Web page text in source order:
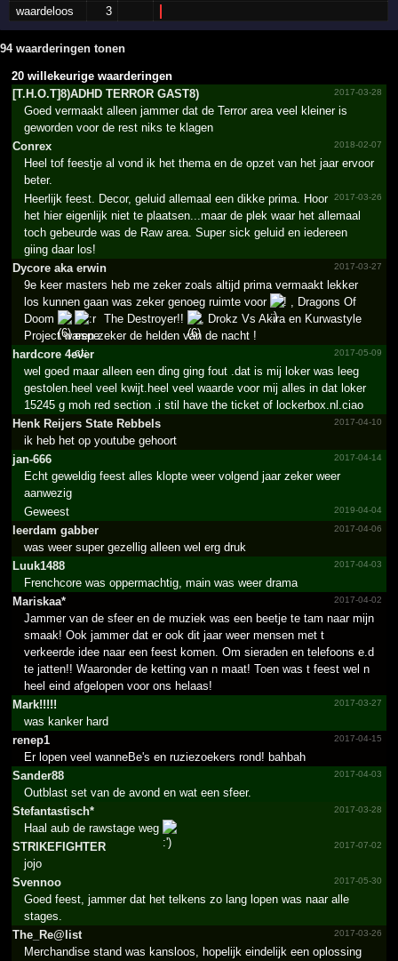
waardeloos
3
94 waarderingen tonen
20 willekeurige waarderingen
[T.­H.­O.­T]8)ADHD TERROR GAST8)
2017-03-28
Goed vermaakt alleen jammer dat de Terror area veel kleiner is
geworden voor de rest niks te klagen
Conrex
2018-02-07
Heel tof feestje al vond ik het thema en de opzet van het jaar ervoor
beter.
2017-03-26
Heerlijk feest. Decor, geluid allemaal een dikke prima. Hoor
het hier eigenlijk niet te plaatsen...maar de plek waar het allemaal
toch gebeurde was de Raw area. Super sick geluid en iedereen
giing daar los!
Dycore aka erwin
2017-03-27
9e keer masters heb me zeker zoals altijd prima vermaakt lekker
los kunnen gaan was zeker genoeg ruimte voor
! , Dragons Of
Doom
The Destroyer!!
, Drokz Vs Akira en Kurwastyle
Project waren zeker de helden van de nacht !
hardcore 4ever
2017-05-09
wel goed maar alleen een ding ging fout .dat is mij loker was leeg
gestolen.heel veel kwijt.heel veel waarde voor mij alles in dat loker
15245 g moh red section .i stil have the ticket of lockerbox.nl.ciao
Henk Reijers State Rebbels
2017-04-10
ik heb het op youtube gehoort
jan-666
2017-04-14
Echt geweldig feest alles klopte weer volgend jaar zeker weer
aanwezig
2019-04-04
Geweest
leerdam gabber
2017-04-06
was weer super gezellig alleen wel erg druk
Luuk1488
2017-04-03
Frenchcore was oppermachtig, main was weer drama
Mariskaa*
2017-04-02
Jammer van de sfeer en de muziek was een beetje te tam naar mijn
smaak! Ook jammer dat er ook dit jaar weer mensen met t
verkeerde idee naar een feest komen. Om sieraden en telefoons e.d
te jatten!! Waaronder de ketting van n maat! Toen was t feest wel n
heel eind afgelopen voor ons helaas!
Mark!!!!!
2017-03-27
was kanker hard
renep1
2017-04-15
Er lopen veel wanneBe's en ruziezoekers rond! bahbah
Sander88
2017-04-03
Outblast set van de avond en wat een sfeer.
Stefan­tastis­ch*­
2017-03-28
Haal aub de rawstage weg
STRIKE­FIGHTE­R
2017-07-02
jojo
Svennoo
2017-05-30
Goed feest, jammer dat het telkens zo lang lopen was naar alle
stages.
The_Re@list
2017-03-26
Merchandise stand was kansloos, hopelijk eindelijk een oplossing